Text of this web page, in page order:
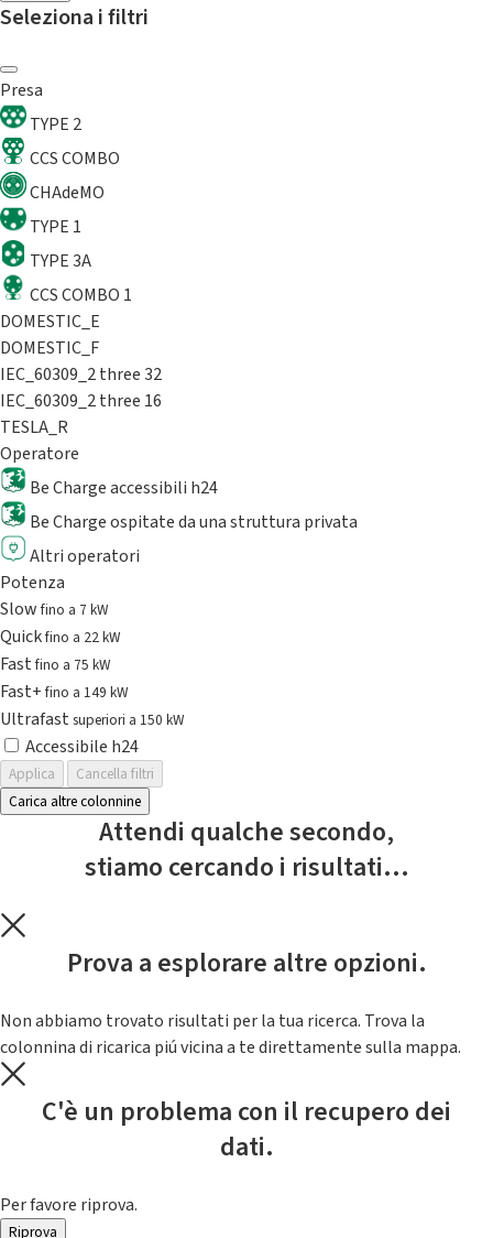
Seleziona i filtri
Presa
TYPE 2
CCS COMBO
CHAdeMO
TYPE 1
TYPE 3A
CCS COMBO 1
DOMESTIC_E
DOMESTIC_F
IEC_60309_2 three 32
IEC_60309_2 three 16
TESLA_R
Operatore
Be Charge accessibili h24
Be Charge ospitate da una struttura privata
Altri operatori
Potenza
Slowfino a 7 kW
Quickfino a 22 kW
Fastfino a 75 kW
Fast+fino a 149 kW
Ultrafast superiori a 150 kW
Accessibile h24
Applica
Cancella filtri
Carica altre colonnine
Attendi qualche secondo,
stiamo cercando i risultati...
Prova a esplorare altre opzioni.
Non abbiamo trovato risultati per la tua ricerca. Trova la
colonnina di ricarica piú vicina a te direttamente sulla mappa.
C'è un problema con il recupero dei
dati.
Per favore riprova.
Riprova